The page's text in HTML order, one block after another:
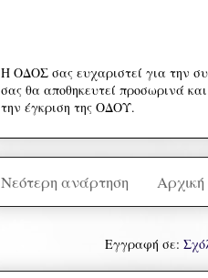
Η ΟΔΟΣ σας ευχαριστεί για την
σας θα αποθηκευτεί προσωρινά
την έγκριση της ΟΔΟΥ.
Νεότερη ανάρτηση
Εγγραφή σε: